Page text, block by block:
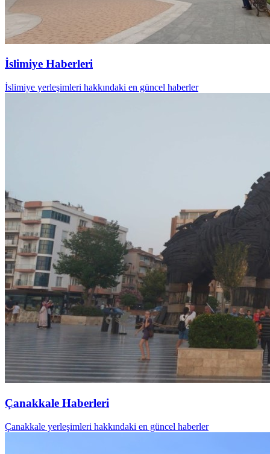
İslimiye Haberleri
İslimiye yerleşimleri hakkındaki en güncel haberler
Çanakkale Haberleri
Çanakkale yerleşimleri hakkındaki en güncel haberler